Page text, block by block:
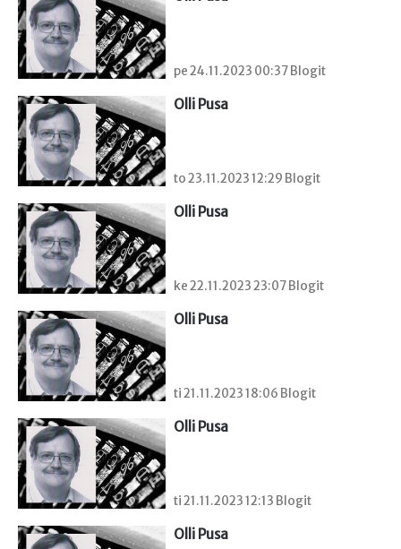
pe 24.11.2023 00:37 Blogit
Olli Pusa
to 23.11.2023 12:29 Blogit
Olli Pusa
ke 22.11.2023 23:07 Blogit
Olli Pusa
ti 21.11.2023 18:06 Blogit
Olli Pusa
ti 21.11.2023 12:13 Blogit
Olli Pusa